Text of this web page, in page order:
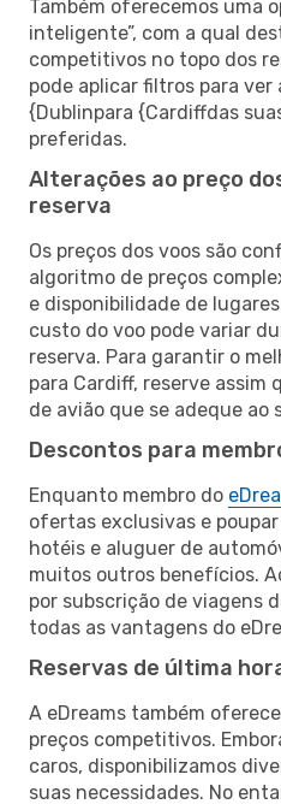
Também oferecemos uma
inteligente”, com a qual
competitivos no topo dos
pode aplicar filtros para ver
{Dublinpara {Cardiffdas
preferidas.
Alterações ao preço
reserva
Os preços dos voos são
algoritmo de preços
e disponibilidade de
custo do voo pode variar
reserva. Para garantir o
para Cardiff, reserve
de avião que se adeque ao
Descontos para
Enquanto membro do
ofertas exclusivas e
hotéis e aluguer de
muitos outros benefícios.
por subscrição de viagens
todas as vantagens do
Reservas de última
A eDreams também
preços competitivos.
caros, disponibilizamos
suas necessidades. No